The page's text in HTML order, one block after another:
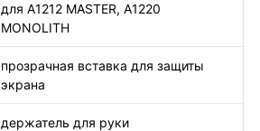
для А1212 MASTER, А1220
MONOLITH
прозрачная вставка для защиты
экрана
держатель для руки